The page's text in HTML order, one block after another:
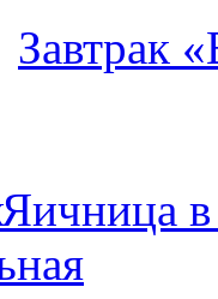
Завтрак
Яичница